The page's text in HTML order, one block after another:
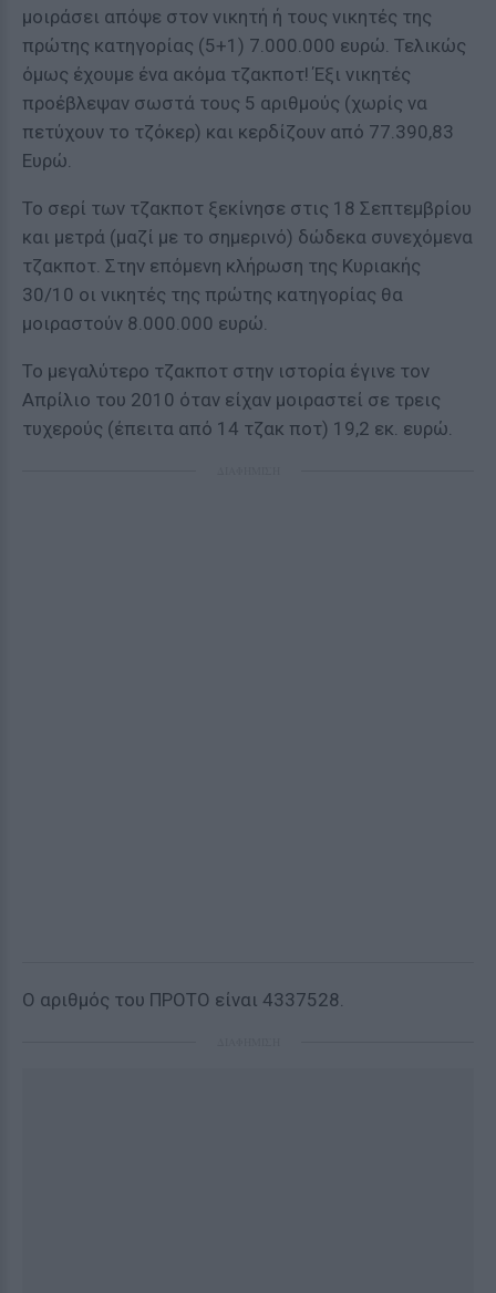
μοιράσει απόψε στον νικητή ή τους νικητές της
πρώτης κατηγορίας (5+1) 7.000.000 ευρώ. Τελικώς
όμως έχουμε ένα ακόμα τζακποτ! Έξι νικητές
προέβλεψαν σωστά τους 5 αριθμούς (χωρίς να
πετύχουν το τζόκερ) και κερδίζουν από 77.390,83
Ευρώ.
Το σερί των τζακποτ ξεκίνησε στις 18 Σεπτεμβρίου
και μετρά (μαζί με το σημερινό) δώδεκα συνεχόμενα
τζακποτ. Στην επόμενη κλήρωση της Κυριακής
30/10 οι νικητές της πρώτης κατηγορίας θα
μοιραστούν 8.000.000 ευρώ.
Το μεγαλύτερο τζακποτ στην ιστορία έγινε τον
Απρίλιο του 2010 όταν είχαν μοιραστεί σε τρεις
τυχερούς (έπειτα από 14 τζακ ποτ) 19,2 εκ. ευρώ.
Ο αριθμός του ΠΡΟΤΟ είναι 4337528.